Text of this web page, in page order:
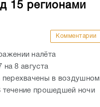
15 регионами
Комментарии
налёта
8 августа
в воздушном
течение прошедшей ночи